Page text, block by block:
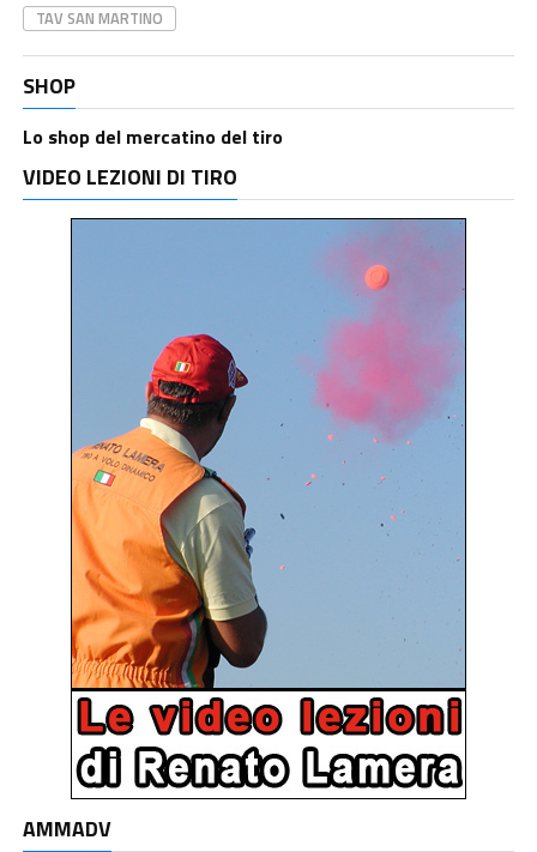
TAV SAN MARTINO
SHOP
Lo shop del mercatino del tiro
VIDEO LEZIONI DI TIRO
AMMADV